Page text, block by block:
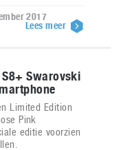
2017
Lees meer
Swarovski
Limited Edition
Pink
editie voorzien